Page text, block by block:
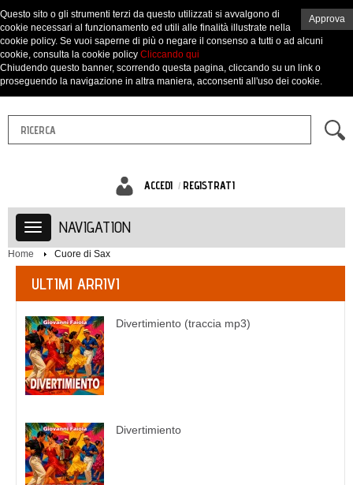
ACCEDI REGISTRATI
NAVIGATION
Home Cuore di Sax
ULTIMI ARRIVI
Divertimiento (traccia mp3)
Divertimiento
Approva
Questo sito o gli strumenti terzi da questo utilizzati si avvalgono di
cookie necessari al funzionamento ed utili alle finalità illustrate nella
cookie policy. Se vuoi saperne di più o negare il consenso a tutti o ad alcuni
cookie, consulta la cookie policy Cliccando qui
Chiudendo questo banner, scorrendo questa pagina, cliccando su un link o
proseguendo la navigazione in altra maniera, acconsenti all'uso dei cookie.